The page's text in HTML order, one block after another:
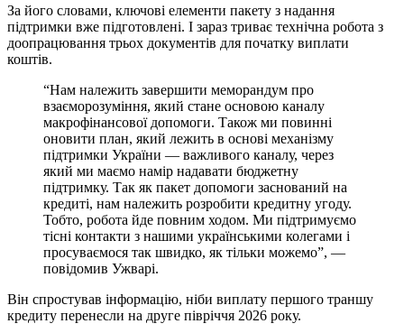
За його словами, ключові елементи пакету з надання
підтримки вже підготовлені. І зараз триває технічна робота з
доопрацювання трьох документів для початку виплати
коштів.
“Нам належить завершити меморандум про
взаєморозуміння, який стане основою каналу
макрофінансової допомоги. Також ми повинні
оновити план, який лежить в основі механізму
підтримки України — важливого каналу, через
який ми маємо намір надавати бюджетну
підтримку. Так як пакет допомоги заснований на
кредиті, нам належить розробити кредитну угоду.
Тобто, робота йде повним ходом. Ми підтримуємо
тісні контакти з нашими українськими колегами і
просуваємося так швидко, як тільки можемо”, —
повідомив Ужварі.
Він спростував інформацію, ніби виплату першого траншу
кредиту перенесли на друге півріччя 2026 року.